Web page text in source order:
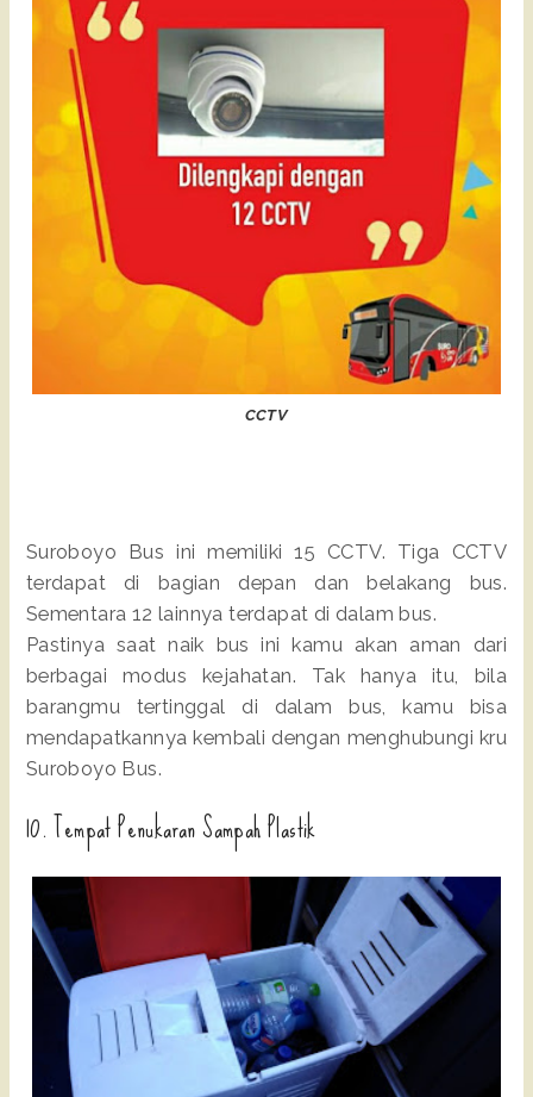
CCTV
Suroboyo Bus ini memiliki 15 CCTV. Tiga CCTV
terdapat di bagian depan dan belakang bus.
Sementara 12 lainnya terdapat di dalam bus.
Pastinya saat naik bus ini kamu akan aman dari
berbagai modus kejahatan. Tak hanya itu, bila
barangmu tertinggal di dalam bus, kamu bisa
mendapatkannya kembali dengan menghubungi kru
Suroboyo Bus.
10. Tempat Penukaran Sampah Plastik